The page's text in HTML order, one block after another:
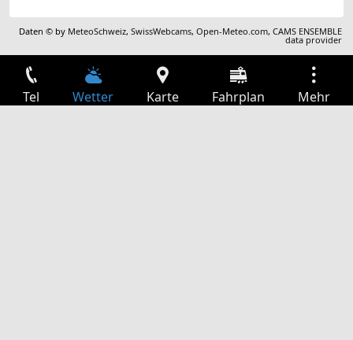
Daten © by MeteoSchweiz,SwissWebcams,Open-Meteo.com,CAMS ENSEMBLE
data provider
Tel Wetter Karte Fahrplan Mehr